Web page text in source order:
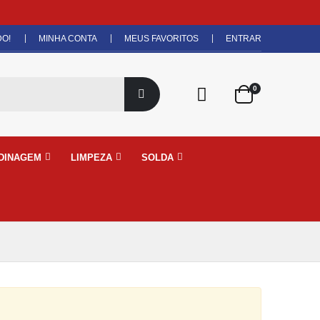
MINHA CONTA MEUS FAVORITOS ENTRAR
0
LIMPEZA SOLDA